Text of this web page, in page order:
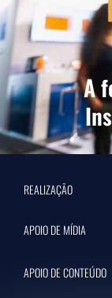
A
REALIZAÇÃO
APOIO DE MÍDIA
APOIO DE CONTEÚDO